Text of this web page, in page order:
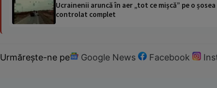
Ucrainenii aruncă în aer „tot ce mișcă” pe o
controlat complet
Urmărește-ne pe Google News Facebook